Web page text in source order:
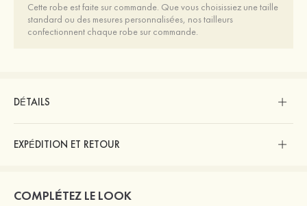
Cette robe est faite sur commande. Que vous choisissiez une taille
standard ou des mesures personnalisées, nos tailleurs
confectionnent chaque robe sur commande.
DÉTAILS
EXPÉDITION ET RETOUR
COMPLÉTEZ LE LOOK